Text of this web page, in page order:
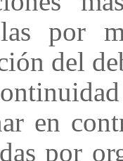
por
del
en
por